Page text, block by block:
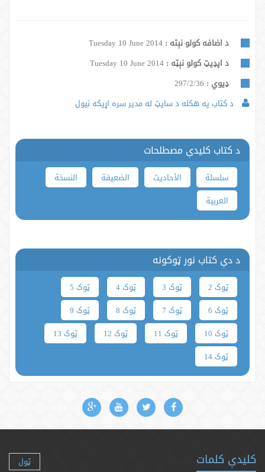
د اضافه کولو نېته : Tuesday 10 June 2014
د اپډیټ کولو نېټه :
ډيوي : 297/2/36
د کتاب په هکله د سایټ له مدیر سره اړیکه نیول
د کتاب کلیدې مصطلحات
سلسلة الأحاديث الضعيفة
النسخة
العربية
د دې کتاب نور ټوکونه
ټوک 2 ټوک 3 ټوک 4
ټوک 5
ټوک 6
ټوک 7 ټوک 8
ټوک 9
ټوک 10
ټوک 11 ټوک 12
ټوک 13
ټوک 14
کلیدې کلمات ټول